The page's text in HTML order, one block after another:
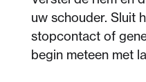
uw schouder. Sluit
stopcontact of
begin meteen met